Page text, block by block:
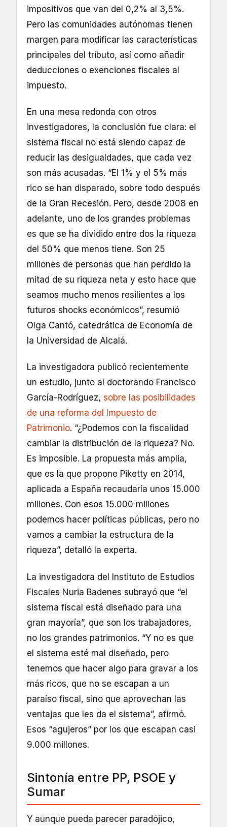
impositivos que van del 0,2% al 3,5%.
Pero las comunidades autónomas tienen
margen para modificar las características
principales del tributo, así como añadir
deducciones o exenciones fiscales al
impuesto.
En una mesa redonda con otros
investigadores, la conclusión fue clara: el
sistema fiscal no está siendo capaz de
reducir las desigualdades, que cada vez
son más acusadas. “El 1% y el 5% más
rico se han disparado, sobre todo después
de la Gran Recesión. Pero, desde 2008 en
adelante, uno de los grandes problemas
es que se ha dividido entre dos la riqueza
del 50% que menos tiene. Son 25
millones de personas que han perdido la
mitad de su riqueza neta y esto hace que
seamos mucho menos resilientes a los
futuros shocks económicos”, resumió
Olga Cantó, catedrática de Economía de
la Universidad de Alcalá.
La investigadora publicó recientemente
un estudio, junto al doctorando Francisco
García-Rodríguez, sobre las posibilidades
de una reforma del Impuesto de
Patrimonio. “¿Podemos con la fiscalidad
cambiar la distribución de la riqueza? No.
Es imposible. La propuesta más amplia,
que es la que propone Piketty en 2014,
aplicada a España recaudaría unos 15.000
millones. Con esos 15.000 millones
podemos hacer políticas públicas, pero no
vamos a cambiar la estructura de la
riqueza”, detalló la experta.
La investigadora del Instituto de Estudios
Fiscales Nuria Badenes subrayó que “el
sistema fiscal está diseñado para una
gran mayoría”, que son los trabajadores,
no los grandes patrimonios. “Y no es que
el sistema esté mal diseñado, pero
tenemos que hacer algo para gravar a los
más ricos, que no se escapan a un
paraíso fiscal, sino que aprovechan las
ventajas que les da el sistema”, afirmó.
Esos “agujeros” por los que escapan casi
9.000 millones.
Sintonía entre PP, PSOE y
Sumar
Y aunque pueda parecer paradójico,